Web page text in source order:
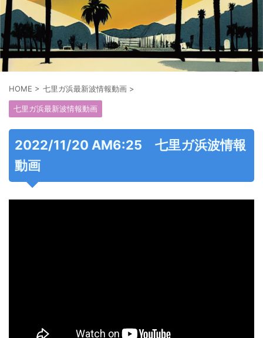
HOME > 七里ガ浜最新波情報動画 >
七里ガ浜最新波情報動画
2022/11/20 AM6:25 七里ガ浜波情報
動画